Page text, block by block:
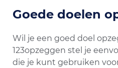
Goede doelen
Wil je een goed doel
123opzeggen stel je
die je kunt gebruiken